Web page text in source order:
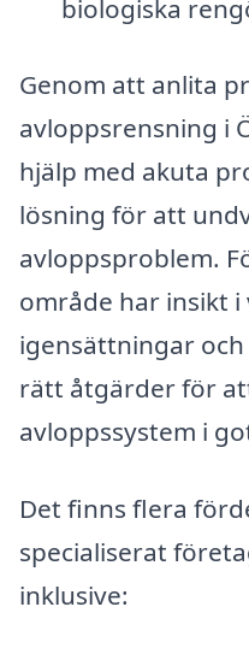
biologiska
Genom att anlita
avloppsrensning i
hjälp med akuta
lösning för att
avloppsproblem.
område har insikt
igensättningar
rätt åtgärder för
avloppssystem i
Det finns flera
specialiserat
inklusive: